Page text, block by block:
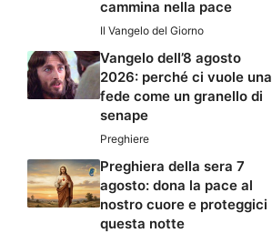
cammina nella pace
Il Vangelo del Giorno
Vangelo dell’8 agosto
2026: perché ci vuole una
fede come un granello di
senape
Preghiere
Preghiera della sera 7
agosto: dona la pace al
nostro cuore e proteggici
questa notte